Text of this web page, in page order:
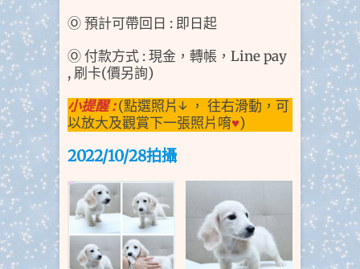
Ⓞ 預計可帶回日 : 即日起
Ⓞ 付款方式 : 現金，轉帳，Line pay
, 刷卡(價另詢)
小提醒 :(點選照片↓ ， 往右滑動，可
以放大及觀賞下一張照片唷♥)
2022/10/28拍攝